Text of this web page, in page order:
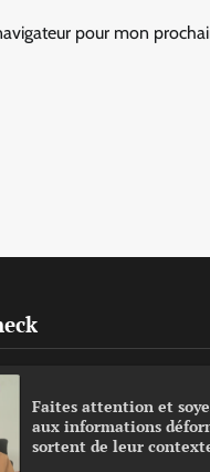
pour mon
Faites attention et
aux informations
sortent de leur